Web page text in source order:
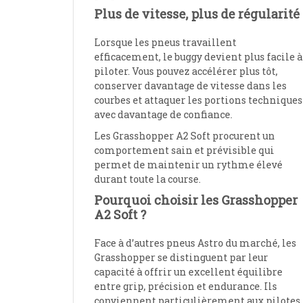
Plus de vitesse, plus de régularité
Lorsque les pneus travaillent
efficacement, le buggy devient plus facile à
piloter. Vous pouvez accélérer plus tôt,
conserver davantage de vitesse dans les
courbes et attaquer les portions techniques
avec davantage de confiance.
Les Grasshopper A2 Soft procurent un
comportement sain et prévisible qui
permet de maintenir un rythme élevé
durant toute la course.
Pourquoi choisir les Grasshopper
A2 Soft ?
Face à d’autres pneus Astro du marché, les
Grasshopper se distinguent par leur
capacité à offrir un excellent équilibre
entre grip, précision et endurance. Ils
conviennent particulièrement aux pilotes